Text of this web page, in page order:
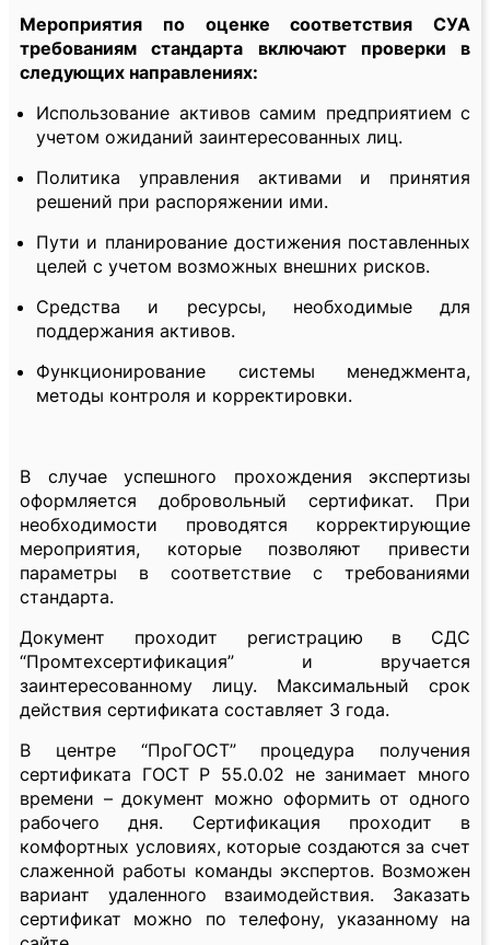
Мероприятия по оценке соответствия СУА
требованиям стандарта включают проверки в
следующих направлениях:
Использование активов самим предприятием с
учетом ожиданий заинтересованных лиц.
Политика управления активами и принятия
решений при распоряжении ими.
Пути и планирование достижения поставленных
целей с учетом возможных внешних рисков.
Средства и ресурсы, необходимые для
поддержания активов.
Функционирование системы менеджмента,
методы контроля и корректировки.
В случае успешного прохождения экспертизы
оформляется добровольный сертификат. При
необходимости проводятся корректирующие
мероприятия, которые позволяют привести
параметры в соответствие с требованиями
стандарта.
Документ проходит регистрацию в СДС
“Промтехсертификация” и вручается
заинтересованному лицу. Максимальный срок
действия сертификата составляет 3 года.
В центре “ПроГОСТ” процедура получения
сертификата ГОСТ Р 55.0.02 не занимает много
времени – документ можно оформить от одного
рабочего дня. Сертификация проходит в
комфортных условиях, которые создаются за счет
слаженной работы команды экспертов. Возможен
вариант удаленного взаимодействия. Заказать
сертификат можно по телефону, указанному на